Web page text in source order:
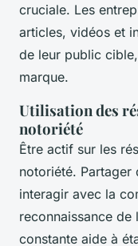
cruciale. Les
articles, vidéos et
de leur public
marque.
Utilisation des
notoriété
Être actif sur les
notoriété. Partager
interagir avec la
reconnaissance de
constante aide à